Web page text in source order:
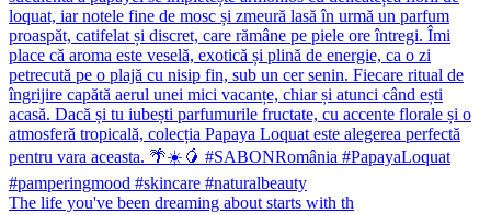
The life you've been dreaming about starts with th